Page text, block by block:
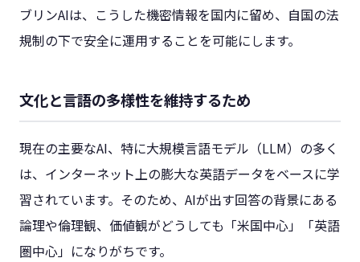
ブリンAIは、こうした機密情報を国内に留め、自国の法
規制の下で安全に運用することを可能にします。
文化と言語の多様性を維持するため
現在の主要なAI、特に大規模言語モデル（LLM）の多く
は、インターネット上の膨大な英語データをベースに学
習されています。そのため、AIが出す回答の背景にある
論理や倫理観、価値観がどうしても「米国中心」「英語
圏中心」になりがちです。